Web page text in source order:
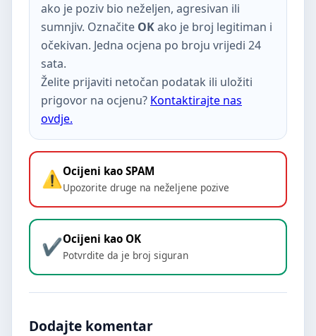
ako je poziv bio neželjen, agresivan ili
sumnjiv. Označite OKako je broj legitiman i
očekivan. Jedna ocjena po broju vrijedi 24
sata.
Želite prijaviti netočan podatak ili uložiti
prigovor na ocjenu? Kontaktirajte nas
ovdje.
Ocijeni kao SPAM
Upozorite druge na neželjene pozive
Ocijeni kao OK
Potvrdite da je broj siguran
Dodajte komentar